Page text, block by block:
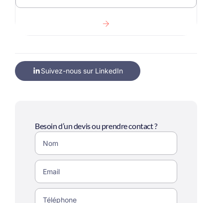
Suivez-nous sur LinkedIn
Besoin d’un devis ou prendre contact ?